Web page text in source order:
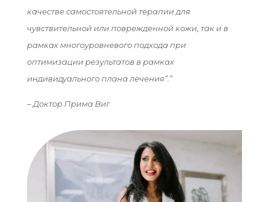
качестве самостоятельной терапии для
чувствительной или поврежденной кожи, так и в
рамках многоуровневого подхода при
оптимизации результатов в рамках
индивидуального плана лечения”.”
– Доктор Прима Виг